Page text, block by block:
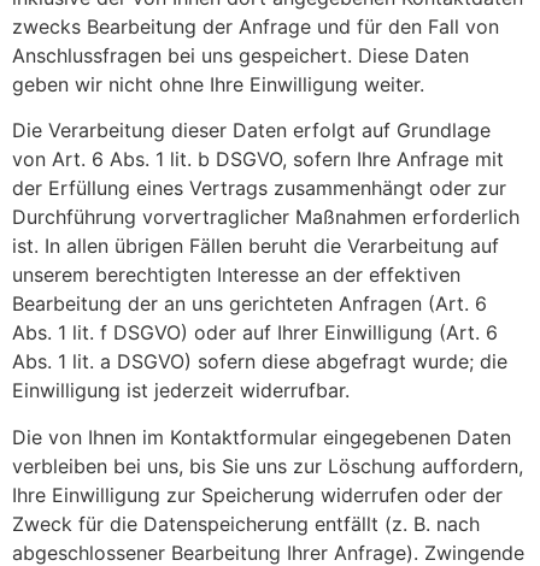
zwecks Bearbeitung der Anfrage und für den Fall von
Anschlussfragen bei uns gespeichert. Diese Daten
geben wir nicht ohne Ihre Einwilligung weiter.
Die Verarbeitung dieser Daten erfolgt auf Grundlage
von Art. 6 Abs. 1 lit. b DSGVO, sofern Ihre Anfrage mit
der Erfüllung eines Vertrags zusammenhängt oder zur
Durchführung vorvertraglicher Maßnahmen erforderlich
ist. In allen übrigen Fällen beruht die Verarbeitung auf
unserem berechtigten Interesse an der effektiven
Bearbeitung der an uns gerichteten Anfragen (Art. 6
Abs. 1 lit. f DSGVO) oder auf Ihrer Einwilligung (Art. 6
Abs. 1 lit. a DSGVO) sofern diese abgefragt wurde; die
Einwilligung ist jederzeit widerrufbar.
Die von Ihnen im Kontaktformular eingegebenen Daten
verbleiben bei uns, bis Sie uns zur Löschung auffordern,
Ihre Einwilligung zur Speicherung widerrufen oder der
Zweck für die Datenspeicherung entfällt (z. B. nach
abgeschlossener Bearbeitung Ihrer Anfrage). Zwingende